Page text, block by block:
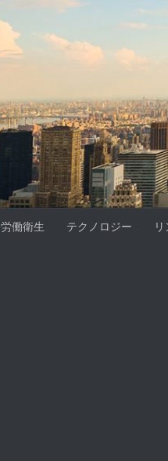
労働衛生 テクノロジー